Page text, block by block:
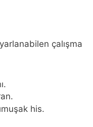
çalışma
his.